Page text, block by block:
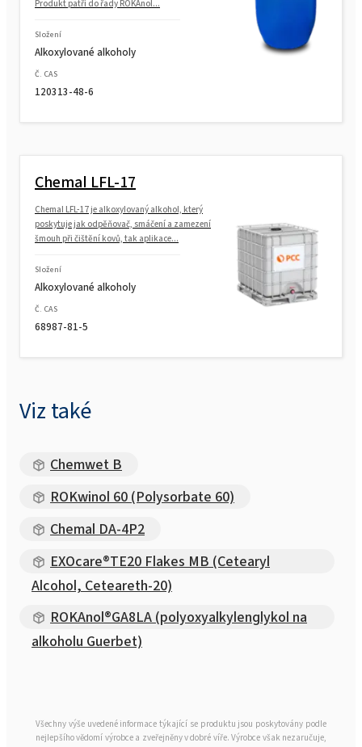
Produkt patří do řady ROKAnol...
Složení
Alkoxylované alkoholy
Č. CAS
120313-48-6
Chemal LFL-17
Chemal LFL-17 je alkoxylovaný alkohol, který
poskytuje jak odpěňovač, smáčení a zamezení
šmouh při čištění kovů, tak aplikace...
Složení
Alkoxylované alkoholy
Č. CAS
68987-81-5
Viz také
Chemwet B
ROKwinol 60 (Polysorbate 60)
Chemal DA-4P2
EXOcare®TE20 Flakes MB (Cetearyl
Alcohol, Ceteareth-20)
ROKAnol®GA8LA (polyoxyalkylenglykol na
alkoholu Guerbet)
Všechny výše uvedené informace týkající se produktu jsou poskytovány podle
nejlepšího vědomí výrobce a zveřejněny v dobré víře. Výrobce však nezaručuje,